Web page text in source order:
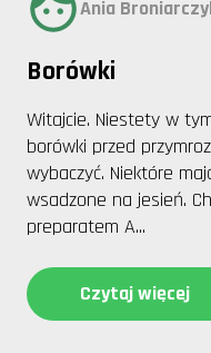
Ania
Borówki
Witajcie. Niestety w
borówki przed
wybaczyć. Niektóre
wsadzone na jesień.
preparatem A...
Czytaj więcej